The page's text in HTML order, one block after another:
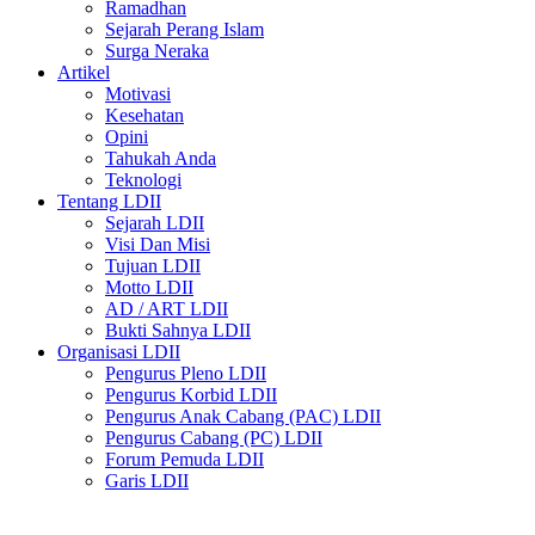
Ramadhan
Sejarah Perang Islam
Surga Neraka
Artikel
Motivasi
Kesehatan
Opini
Tahukah Anda
Teknologi
Tentang LDII
Sejarah LDII
Visi Dan Misi
Tujuan LDII
Motto LDII
AD / ART LDII
Bukti Sahnya LDII
Organisasi LDII
Pengurus Pleno LDII
Pengurus Korbid LDII
Pengurus Anak Cabang (PAC) LDII
Pengurus Cabang (PC) LDII
Forum Pemuda LDII
Garis LDII